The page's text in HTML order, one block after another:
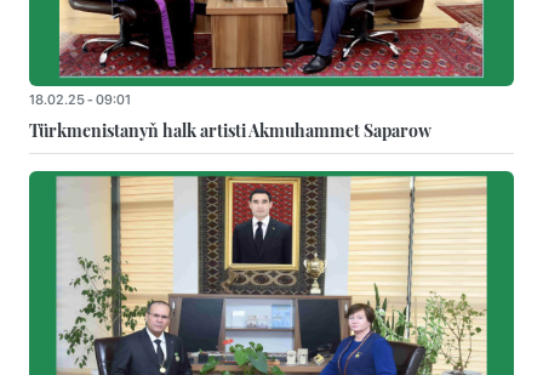
18.02.25 - 09:01
Türkmenistanyň halk artisti Akmuhammet Saparow